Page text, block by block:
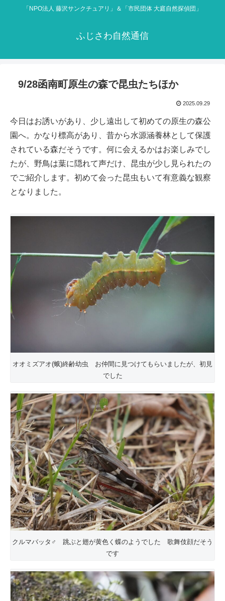
「NPO法人 藤沢サンクチュアリ」＆「市民団体 大庭自然探偵団」
ふじさわ自然通信
9/28函南町原生の森で昆虫たちほか
2025.09.29
今日はお誘いがあり、少し遠出して初めての原生の森公
園へ。かなり標高があり、昔から水源涵養林として保護
されている森だそうです。何に会えるかはお楽しみでし
たが、野鳥は葉に隠れて声だけ、昆虫が少し見られたの
でご紹介します。初めて会った昆虫もいて有意義な観察
となりました。
オオミズアオ(蛾)終齢幼虫 お仲間に見つけてもらいましたが、初見
でした
クルマバッタ♂ 跳ぶと翅が黄色く蝶のようでした 歌舞伎顔だそう
です